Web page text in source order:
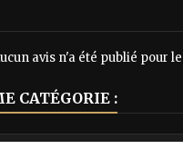
avis n'a été publié pour
CATÉGORIE :